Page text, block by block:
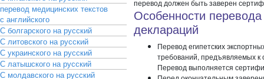
перевод медицинских текстов
с английского
С болгарского на русский
С литовского на русский
С украинского на русский
С латышского на русский
С молдавского на русский
перевод должен быть заверен
Особенности
деклараций
Перевод египетских
требований, предъявляемых
Перевод выполняется